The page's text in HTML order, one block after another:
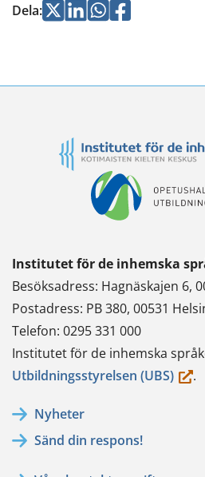
Dela:Jaa Jaa Jaa
Jaa
Institutet för de inhemska
Besöksadress: Hagnäskajen 6,
Postadress: PB 380, 00531
Telefon: 0295 331 000
Institutet för de inhemska
Utbildningsstyrelsen (UBS)(du.
Nyheter
Sänd din respons!